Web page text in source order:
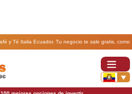
y Té Italia Ecuador. Tu negocio te sale gratis, como
Bar, cafetería, Tienda Italy Coffee Tea Store y
Leggera Italia.